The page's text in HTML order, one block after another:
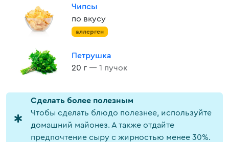
Чипсы
по вкусу
аллерген
Петрушка
20 г — 1 пучок
Cделать более полезным
Чтобы сделать блюдо полезнее, используйте
домашний майонез. А также отдайте
предпочтение сыру с жирностью менее 30%.